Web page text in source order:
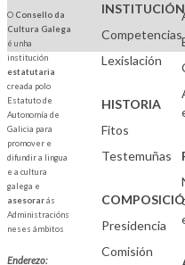
O Consello da
Cultura Galega
é unha
institución
estatutaria
creada polo
Estatuto de
Autonomía de
Galicia para
promover e
difundir a lingua
e a cultura
galega e
asesorarás
Administracións
neses ámbitos
Enderezo:
INSTITUCIÓN
Competencias
Lexislación
HISTORIA
Fitos
Testemuñas
Presidencia
Comisión